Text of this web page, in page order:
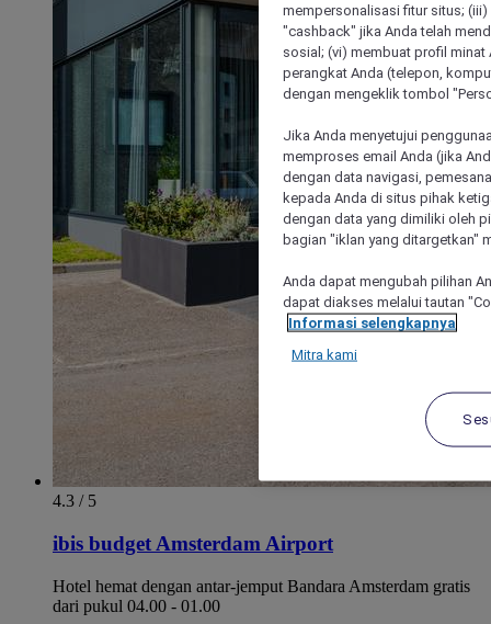
4.3 / 5
ibis budget Amsterdam Airport
Hotel hemat dengan antar-jemput Bandara Amsterdam gratis
dari pukul 04.00 - 01.00
mempersonalisasi fitur situs;
"cashback" jika Anda telah
sosial; (vi) membuat profil
perangkat Anda (telepon,
dengan mengeklik tombol
Jika Anda menyetujui
memproses email Anda (jika
dengan data navigasi,
kepada Anda di situs pihak
dengan data yang dimiliki oleh
bagian "iklan yang ditargetkan"
Anda dapat mengubah pilihan
dapat diakses melalui tautan
Informasi selengkapnya
Mitra kami